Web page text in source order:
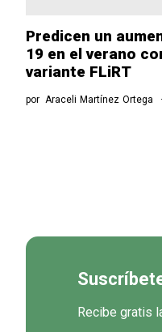
Predicen un
19 en el verano
variante FLiRT
por Araceli Martínez Ortega
Recibe gratis